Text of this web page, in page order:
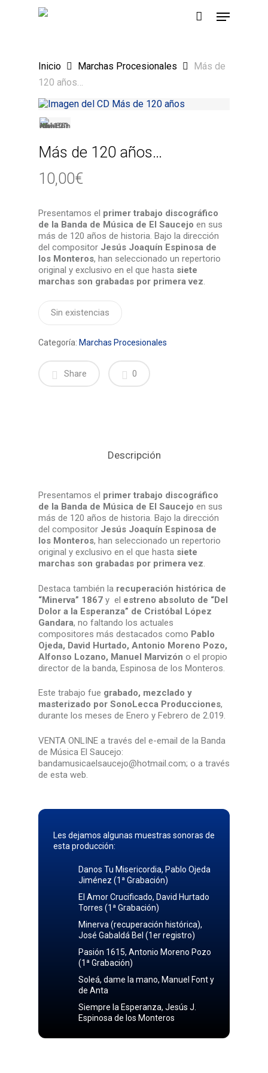
Menu
Inicio Marchas Procesionales
Más de
120 años…
Más de 120 años…
10,00€
Presentamos el primer trabajo discográfico
de la Banda de Música de El Saucejo en sus
más de 120 años de historia. Bajo la dirección
del compositor Jesús Joaquín Espinosa de
los Monteros, han seleccionado un repertorio
original y exclusivo en el que hasta siete
marchas son grabadas por primera vez.
Sin existencias
Categoría: Marchas Procesionales
Share 0
Descripción
Presentamos el primer trabajo discográfico
de la Banda de Música de El Saucejo en sus
más de 120 años de historia. Bajo la dirección
del compositor Jesús Joaquín Espinosa de
los Monteros, han seleccionado un repertorio
original y exclusivo en el que hasta siete
marchas son grabadas por primera vez.
Destaca también la recuperación histórica de
“Minerva” 1867 y el estreno absoluto de “Del
Dolor a la Esperanza” de Cristóbal López
Gandara, no faltando los actuales
compositores más destacados como Pablo
Ojeda, David Hurtado, Antonio Moreno Pozo,
Alfonso Lozano, Manuel Marvizón o el propio
director de la banda, Espinosa de los Monteros.
Este trabajo fue grabado, mezclado y
masterizado por SonoLecca Producciones,
durante los meses de Enero y Febrero de 2.019.
VENTA ONLINE a través del e-email de la Banda
de Música El Saucejo:
bandamusicaelsaucejo@hotmail.com; o a través
de esta web.
Les dejamos algunas muestras sonoras de
esta producción:
Danos Tu Misericordia, Pablo Ojeda
Jiménez (1ª Grabación)
El Amor Crucificado, David Hurtado
Torres (1ª Grabación)
Minerva (recuperación histórica),
José Gabaldá Bel (1er registro)
Pasión 1615, Antonio Moreno Pozo
(1ª Grabación)
Soleá, dame la mano, Manuel Font y
de Anta
Siempre la Esperanza, Jesús J.
Espinosa de los Monteros